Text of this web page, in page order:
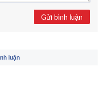
Gửi bình luận
luận